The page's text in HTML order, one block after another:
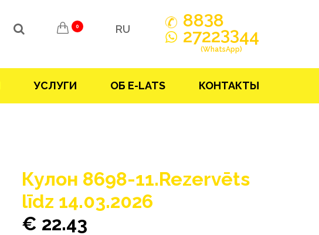
0 RU 8838
27223344
(WhatsApp)
УСЛУГИ ОБ E-LATS КОНТАКТЫ
Кулон 8698-11.Rezervēts
līdz 14.03.2026
€ 22.43